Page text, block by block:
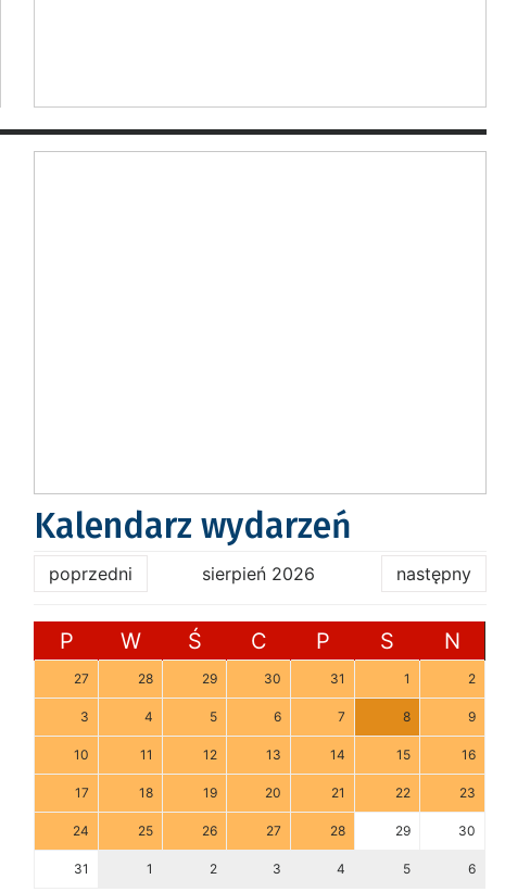
Kalendarz wydarzeń
poprzedni sierpień 2026 następny
P W Ś C P S N
27 28 29 30 31 1 2
3 4 5 6 7 8 9
10 11 12 13 14 15 16
17 18 19 20 21 22 23
24 25 26 27 28 29 30
31 1 2 3 4 5 6